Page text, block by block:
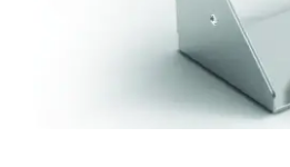
del
prodotto